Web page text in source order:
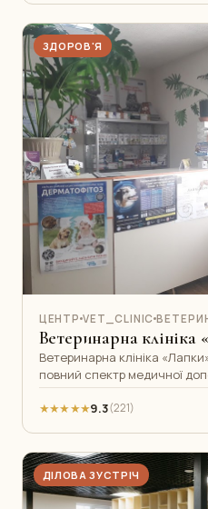
ЗДОРОВ'Я
ЦЕНТР VET_CLINIC
Ветеринарна клініка
Ветеринарна клініка
повний спектр медичної
Досвідчені лікарі, сучасне
★★★★★9.3(221)
ДІЛОВА ЗУСТРІЧ